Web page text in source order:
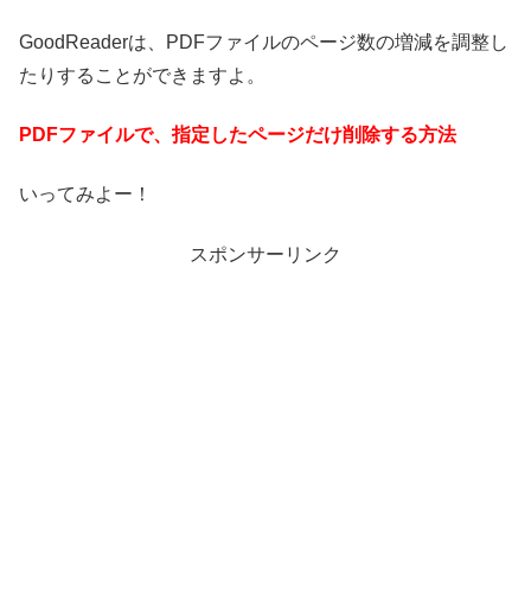
GoodReaderは、PDFファイルのページ数の増減を調整し
たりすることができますよ。
PDFファイルで、指定したページだけ削除する方法
いってみよー！
スポンサーリンク